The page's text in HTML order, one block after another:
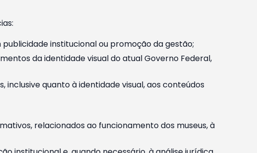
institucional ou promoção da gestão;
da identidade visual do atual Governo Federal,
inclusive quanto à identidade visual, aos conteúdos
relacionados ao funcionamento dos museus, à